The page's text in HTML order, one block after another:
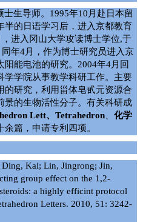
士生导师。 1995年10 月赴日本留
半的日语学习后，进入京都教育
，进入冈山大学攻读博士学位,于
同年4月，作为博士研究员进入京
能电池的研究。 2004年4月回
学学院从事教学科研工作。主要
的研究，利用甾体皂甙元资源合
景的生物活性分子。有关科研成
Lett、 Tetrahedron
化学
余篇，申请专利四项。
Kai; Lin, Jingrong; Jin,
group effect on the 1,2-
a highly efficint protocol
Letters. 2010, 51: 3242-